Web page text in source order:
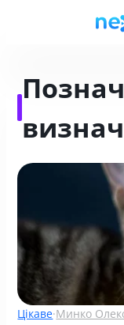
Цікаве·Минко